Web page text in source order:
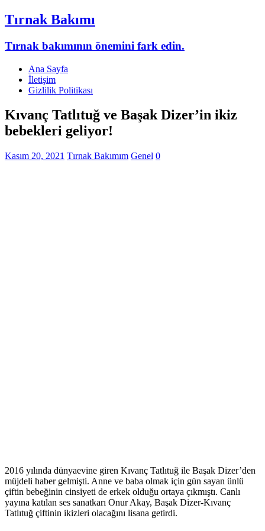
Tırnak Bakımı
Tırnak bakımının önemini fark edin.
Ana Sayfa
İletişim
Gizlilik Politikası
Kıvanç Tatlıtuğ ve Başak Dizer’in ikiz
bebekleri geliyor!
Kasım 20, 2021 Tırnak Bakımım Genel 0
2016 yılında dünyaevine giren Kıvanç Tatlıtuğ ile Başak Dizer’den
müjdeli haber gelmişti. Anne ve baba olmak için gün sayan ünlü
çiftin bebeğinin cinsiyeti de erkek olduğu ortaya çıkmıştı. Canlı
yayına katılan ses sanatkarı Onur Akay, Başak Dizer-Kıvanç
Tatlıtuğ çiftinin ikizleri olacağını lisana getirdi.